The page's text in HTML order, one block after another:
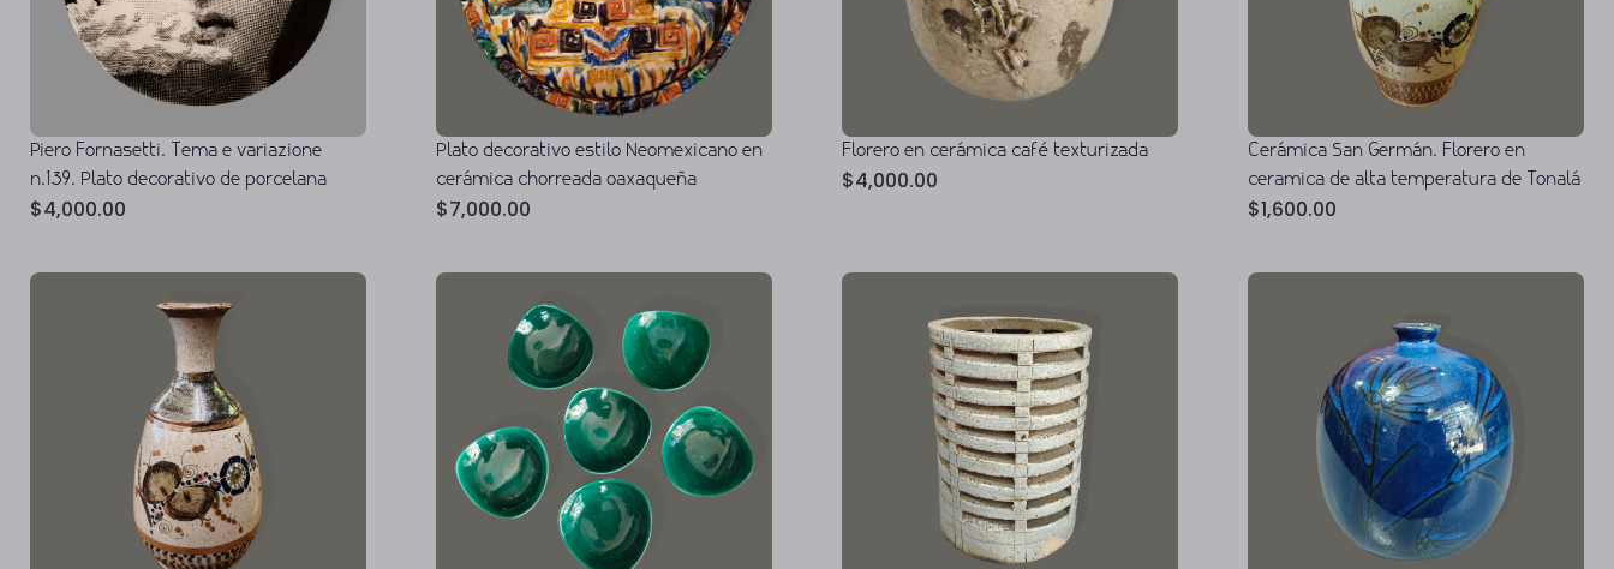
Piero Fornasetti. Tema e variazione
n.139. Plato decorativo de porcelana
$4,000.00
Plato decorativo estilo Neomexicano en
cerámica chorreada oaxaqueña
$7,000.00
Florero en cerámica café texturizada
$4,000.00
Cerámica San Germán. Florero en
ceramica de alta temperatura de Tonalá
$1,600.00